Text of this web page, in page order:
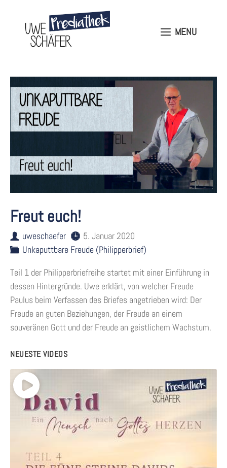
MENU
MENU
Freut euch!
uweschaefer
5. Januar 2020
Unkaputtbare Freude (Philipperbrief)
Teil 1 der Philipperbriefreihe startet mit einer Einführung in
dessen Hintergründe. Uwe erklärt, von welcher Freude
Paulus beim Verfassen des Briefes angetrieben wird: Der
Freude an guten Beziehungen, der Freude an einem
souveränen Gott und der Freude an geistlichem Wachstum.
NEUESTE VIDEOS